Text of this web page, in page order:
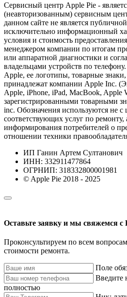
Сервисный центр Apple Pie -
(неавторизованным) сервисным
данном сайте не является
исключительно информационный
условия и стоимость
менеджером компании по итогам
или аппаратной диагностики и
владельцами устройств по
Apple, ее логотипы, товарные знаки,
принадлежат компании Apple Inc.
Apple, iPhone, iPad, MacBook, Apple
зарегистрированными товарными
inc. Обозначения используются не
соответствующих услуг по ремонту,
информирования потребителей о
отношении техники
ИП Ганин Артем Султанович
ИНН: 332911477864
ОГРНИП: 318332800001981
© Apple Pie 2018 - 2025
Оставьте заявку и мы свяжемся с
Проконсультируем по всем
стоимости ремонта.
Поле
Введите
полностью